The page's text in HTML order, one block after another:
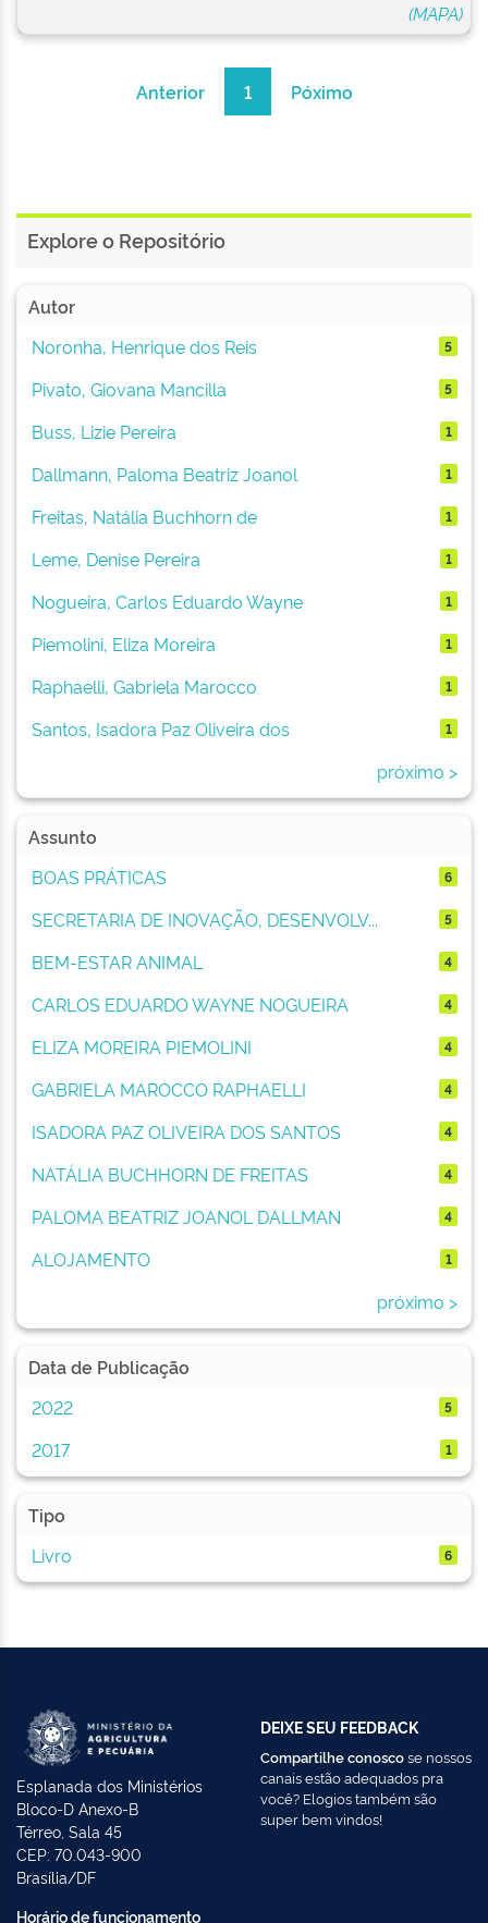
(MAPA)
Anterior 1 Póximo
Explore o Repositório
Autor
Noronha, Henrique dos Reis
5
Pivato, Giovana Mancilla 5
Buss, Lizie Pereira 1
Dallmann, Paloma Beatriz Joanol 1
Freitas, Natália Buchhorn de 1
Leme, Denise Pereira 1
Nogueira, Carlos Eduardo Wayne 1
Piemolini, Eliza Moreira 1
Raphaelli, Gabriela Marocco 1
Santos, Isadora Paz Oliveira dos 1
próximo >
Assunto
BOAS PRÁTICAS
6
SECRETARIA DE INOVAÇÃO, DESENVOLV... 5
BEM-ESTAR ANIMAL 4
CARLOS EDUARDO WAYNE NOGUEIRA 4
ELIZA MOREIRA PIEMOLINI 4
GABRIELA MAROCCO RAPHAELLI 4
ISADORA PAZ OLIVEIRA DOS SANTOS 4
NATÁLIA BUCHHORN DE FREITAS 4
PALOMA BEATRIZ JOANOL DALLMAN 4
ALOJAMENTO 1
próximo >
Data de Publicação
2022
5
2017 1
Tipo
Livro
6
Esplanada dos Ministérios
Bloco-D Anexo-B
Térreo, Sala 45
CEP: 70.043-900
Brasília/DF
Horário de funcionamento
DEIXE SEU FEEDBACK
Compartilhe conoscose nossos
canais estão adequados pra
você? Elogios também são
super bem vindos!